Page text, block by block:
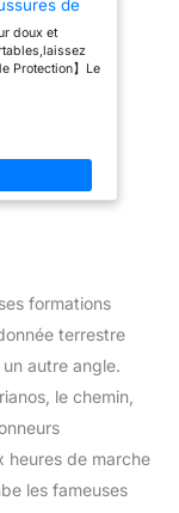
de
doux et
Protection】Le
une
a une
une grande
Occasion
plein air, les
fois.Nous
formations
terrestre
autre angle.
le chemin,
heures de marche
les fameuses